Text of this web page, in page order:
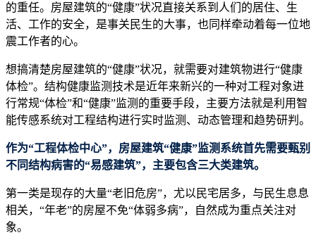
的重任。房屋建筑的“健康”状况直接关系到人们的居住、生
活、工作的安全，是事关民生的大事，也同样牵动着每一位地
震工作者的心。
想搞清楚房屋建筑的“健康”状况，就需要对建筑物进行“健康
体检”。结构健康监测技术是近年来新兴的一种对工程对象进
行常规“体检”和“健康”监测的重要手段，主要方法就是利用智
能传感系统对工程结构进行实时监测、动态管理和趋势研判。
作为“工程体检中心”，房屋建筑“健康”监测系统首先需要甄别
不同结构病害的“易感建筑”，主要包含三大类建筑。
第一类是现存的大量“老旧危房”，尤以民宅居多，与民生息息
相关，“年老”的房屋不免“体弱多病”，自然成为重点关注对
象。